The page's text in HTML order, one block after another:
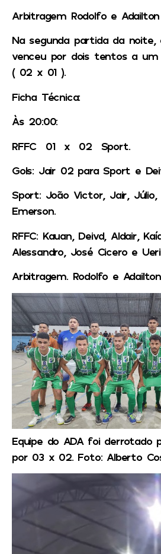
Arbitragem Rodolfo e Adailton
Na segunda partida da
venceu por dois tentos a um
( 02 x 01 ).
Ficha Técnica:
Às 20:00:
RFFC 01 x 02 Sport.
Gols: Jair 02 para Sport e
Sport: João Victor, Jair, Júlio,
Emerson.
RFFC: Kauan, Deivd, Aldair,
Alessandro, José Cicero e
Arbitragem. Rodolfo e
Equipe do ADA foi derrotado
por 03 x 02. Foto: Alberto